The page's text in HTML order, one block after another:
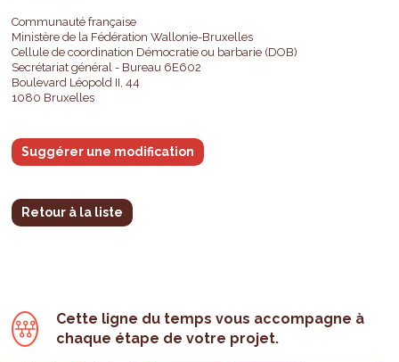
Communauté française
Ministère de la Fédération Wallonie-Bruxelles
Cellule de coordination Démocratie ou barbarie (DOB)
Secrétariat général - Bureau 6E602
Boulevard Léopold II, 44
1080 Bruxelles
Suggérer une modification
Retour à la liste
Cette ligne du temps vous accompagne à
chaque étape de votre projet.